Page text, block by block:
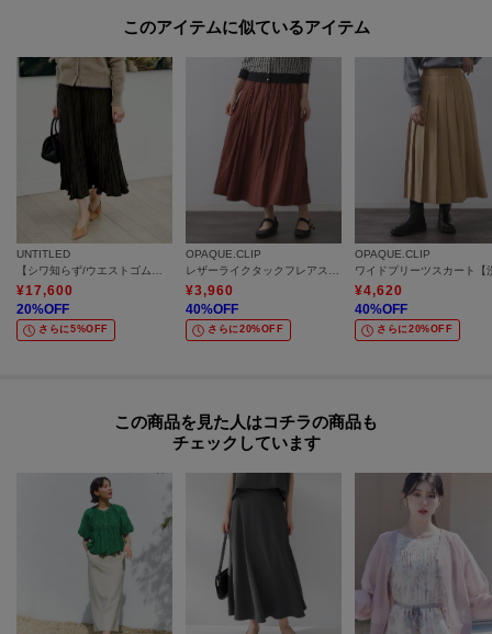
このアイテムに似ているアイテム
UNTITLED
【シワ知らず/ウエストゴム】スエード風プリーツスカート
¥17,600
20%OFF
さらに5%OFF
OPAQUE.CLIP
レザーライクタックフレアスカート【洗濯機洗い可】
¥3,960
40%OFF
さらに20%OFF
OPAQUE.CLIP
¥4,620
40%OFF
さらに20%OFF
この商品を見た人はコチラの商品も
チェックしています